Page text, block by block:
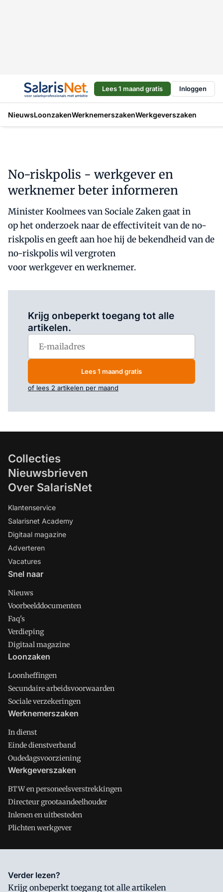
Lees 1 maand gratis Inloggen
NieuwsLoonzakenWerknemerszakenWerkgeverszaken
No-riskpolis - werkgever en
werknemer beter informeren
Minister Koolmees van Sociale Zaken gaat in
op het onderzoek naar de effectiviteit van de no-
riskpolis en geeft aan hoe hij de bekendheid van de
no-riskpolis wil vergroten
voor werkgever en werknemer.
Krijg onbeperkt toegang tot alle
artikelen.
Lees 1 maand gratis
of lees 2 artikelen per maand
Collecties
Nieuwsbrieven
Over SalarisNet
Klantenservice
Salarisnet Academy
Digitaal magazine
Adverteren
Vacatures
Snel naar
Nieuws
Voorbeelddocumenten
Faq's
Verdieping
Digitaal magazine
Loonzaken
Loonheffingen
Secundaire arbeidsvoorwaarden
Sociale verzekeringen
Werknemerszaken
In dienst
Einde dienstverband
Oudedagsvoorziening
Werkgeverszaken
BTW en personeelsverstrekkingen
Directeur grootaandeelhouder
Inlenen en uitbesteden
Plichten werkgever
Salarisnet is onderdeel van VMN media. Lees in
waar VMN media voor staat. Op gebruik van deze site zijn de
Verder lezen?
Krijg onbeperkt toegang tot alle artikelen